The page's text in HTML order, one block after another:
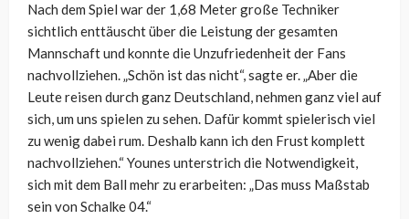
Nach dem Spiel war der 1,68 Meter große Techniker
sichtlich enttäuscht über die Leistung der gesamten
Mannschaft und konnte die Unzufriedenheit der Fans
nachvollziehen. „Schön ist das nicht“, sagte er. „Aber die
Leute reisen durch ganz Deutschland, nehmen ganz viel auf
sich, um uns spielen zu sehen. Dafür kommt spielerisch viel
zu wenig dabei rum. Deshalb kann ich den Frust komplett
nachvollziehen.“ Younes unterstrich die Notwendigkeit,
sich mit dem Ball mehr zu erarbeiten: „Das muss Maßstab
sein von Schalke 04.“